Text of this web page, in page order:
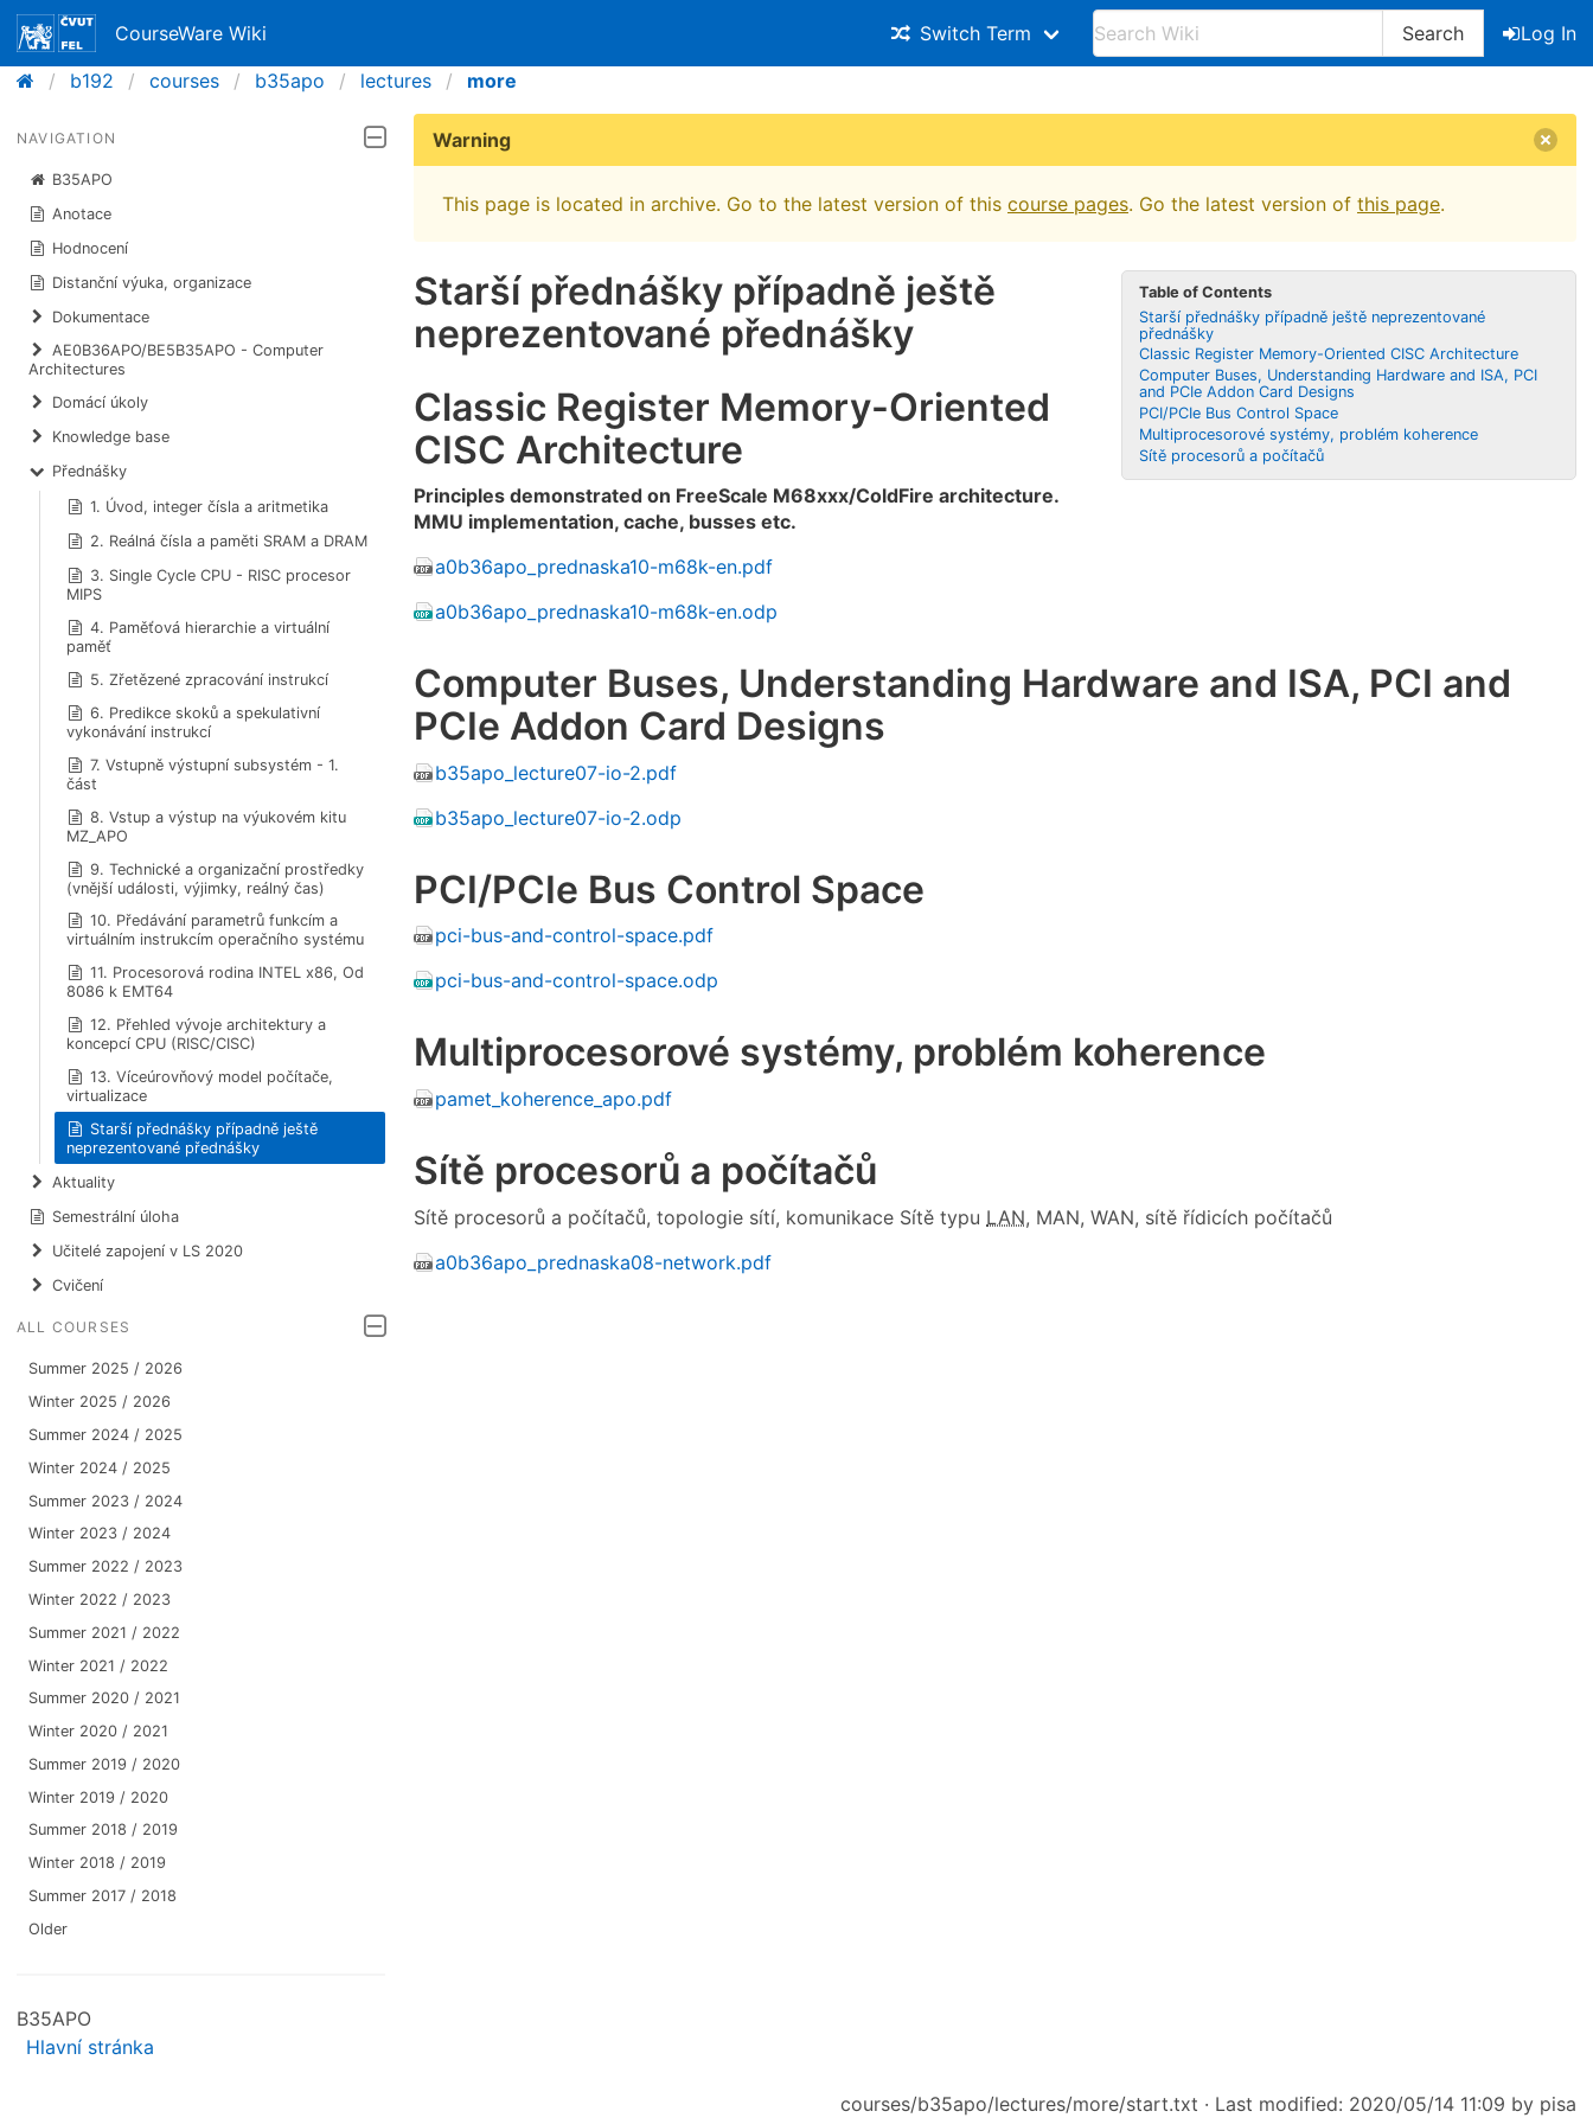
CourseWare Wiki Switch Term Search
Log In
b192
courses b35apo lectures more
NAVIGATION
B35APO
Anotace
Hodnocení
Distanční výuka, organizace
Dokumentace
AE0B36APO/BE5B35APO - Computer
Architectures
​Domácí úkoly
Knowledge base
Přednášky
1. Úvod, integer čísla a aritmetika
2. Reálná čísla a paměti SRAM a DRAM
3. Single Cycle CPU - RISC procesor
MIPS
4. Paměťová hierarchie a virtuální
paměť
5. Zřetězené zpracování instrukcí
6. Predikce skoků a spekulativní
vykonávání instrukcí
7. Vstupně výstupní subsystém - 1.
část
8. Vstup a výstup na výukovém kitu
MZ_APO
9. Technické a organizační prostředky
(vnější události, výjimky, reálný čas)
10. Předávání parametrů funkcím a
virtuálním instrukcím operačního systému
11. Procesorová rodina INTEL x86, Od
8086 k EMT64
12. Přehled vývoje architektury a
koncepcí CPU (RISC/CISC)
13. Víceúrovňový model počítače,
virtualizace
Starší přednášky případně ještě
neprezentované přednášky
Aktuality
Semestrální úloha
Učitelé zapojení v LS 2020
Cvičení
ALL COURSES
Summer 2025 / 2026
Winter 2025 / 2026
Summer 2024 / 2025
Winter 2024 / 2025
Summer 2023 / 2024
Winter 2023 / 2024
Summer 2022 / 2023
Winter 2022 / 2023
Summer 2021 / 2022
Winter 2021 / 2022
Summer 2020 / 2021
Winter 2020 / 2021
Summer 2019 / 2020
Winter 2019 / 2020
Summer 2018 / 2019
Winter 2018 / 2019
Summer 2017 / 2018
Older
B35APO
Hlavní stránka
Warning
This page is located in archive. Go to the latest version of this course pages. Go the latest version of this page.
Table of Contents
Starší přednášky případně ještě neprezentované
přednášky
Classic Register Memory-Oriented CISC Architecture
Computer Buses, Understanding Hardware and ISA, PCI
and PCIe Addon Card Designs
PCI/PCIe Bus Control Space
Multiprocesorové systémy, problém koherence
Sítě procesorů a počítačů
Starší přednášky případně ještě
neprezentované přednášky
Classic Register Memory-Oriented
CISC Architecture
Principles demonstrated on FreeScale M68xxx/ColdFire architecture.
MMU implementation, cache, busses etc.
a0b36apo_prednaska10-m68k-en.pdf
a0b36apo_prednaska10-m68k-en.odp
Computer Buses, Understanding Hardware and ISA, PCI and
PCIe Addon Card Designs
b35apo_lecture07-io-2.pdf
b35apo_lecture07-io-2.odp
PCI/PCIe Bus Control Space
pci-bus-and-control-space.pdf
pci-bus-and-control-space.odp
Multiprocesorové systémy, problém koherence
pamet_koherence_apo.pdf
Sítě procesorů a počítačů
Sítě procesorů a počítačů, topologie sítí, komunikace Sítě typu LAN, MAN, WAN, sítě řídicích počítačů
a0b36apo_prednaska08-network.pdf
courses/b35apo/lectures/more/start.txt · Last modified: 2020/05/14 11:09 by pisa